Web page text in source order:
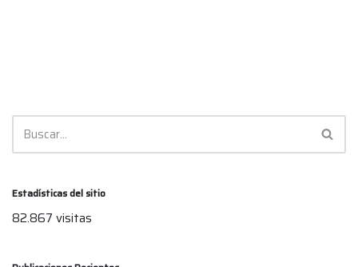
Estadísticas del sitio
82.867 visitas